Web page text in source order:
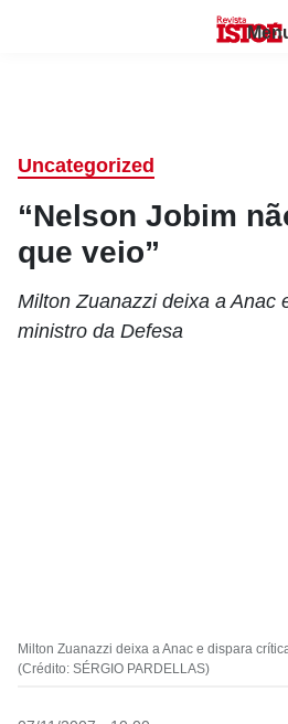
Uncategorized
“Nelson Jobim
que veio”
Milton Zuanazzi deixa a Anac
ministro da Defesa
Milton Zuanazzi deixa a Anac e dispara
(Crédito: SÉRGIO PARDELLAS)